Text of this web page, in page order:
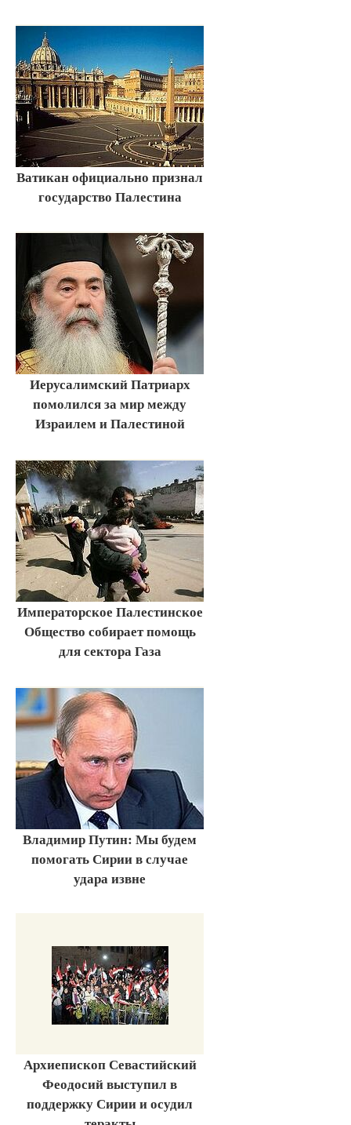
Ватикан официально признал
государство Палестина
Иерусалимский Патриарх
помолился за мир между
Израилем и Палестиной
Императорское Палестинское
Общество собирает помощь
для сектора Газа
Владимир Путин: Мы будем
помогать Сирии в случае
удара извне
Архиепископ Севастийский
Феодосий выступил в
поддержку Сирии и осудил